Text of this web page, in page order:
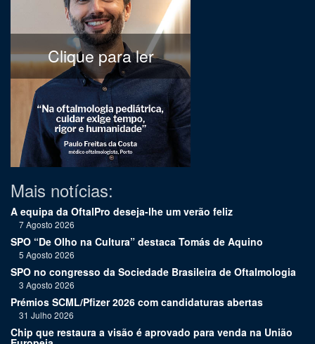
Clique para ler
Mais notícias:
A equipa da OftalPro deseja-lhe um verão feliz
7 Agosto 2026
SPO “De Olho na Cultura” destaca Tomás de Aquino
5 Agosto 2026
SPO no congresso da Sociedade Brasileira de Oftalmologia
3 Agosto 2026
Prémios SCML/Pfizer 2026 com candidaturas abertas
31 Julho 2026
Chip que restaura a visão é aprovado para venda na União